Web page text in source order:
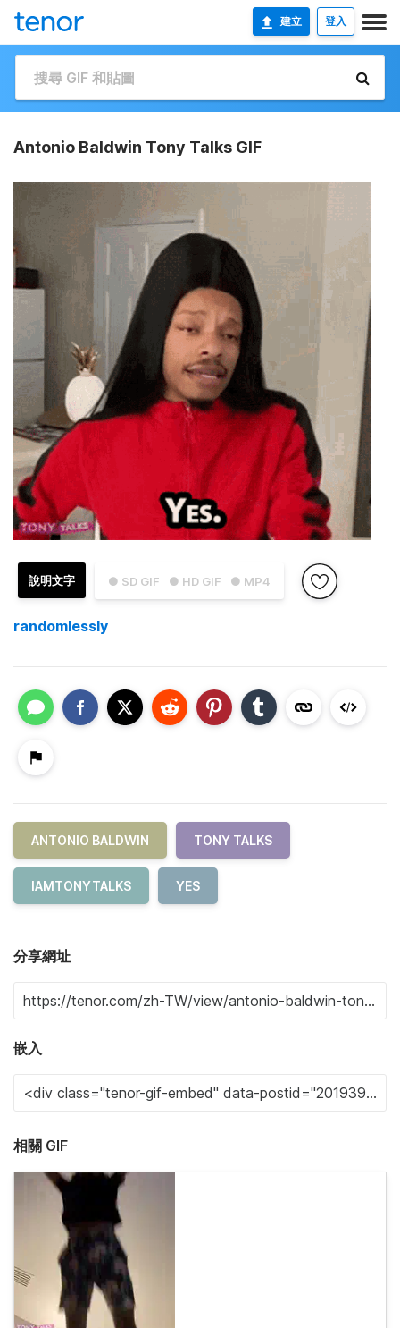
建立 登入
Antonio Baldwin Tony Talks GIF
● SD GIF ● HD GIF ● MP4
說明文字
randomlessly
ANTONIO BALDWIN TONY TALKS
IAMTONYTALKS YES
分享網址
嵌入
相關 GIF